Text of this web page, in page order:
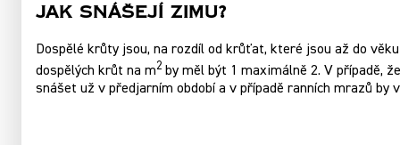
Jak Snášejí Zimu?
Dospělé krůty jsou, na rozdíl od krůťat, které jsou až do
dospělých krůt na m2 by měl být 1 maximálně 2. V případě,
snášet už v předjarním období a v případě ranních mrazů by